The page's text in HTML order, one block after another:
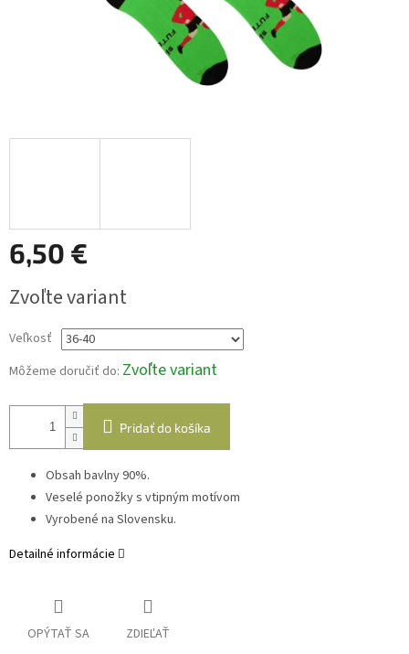
6,50 €
cena:
Zvoľte variant
Veľkosť
Môžeme doručiť do: Zvoľte variant
Pridať do košíka
Obsah bavlny 90%.
Veselé ponožky s vtipným motívom
Vyrobené na Slovensku.
Detailné informácie
OPÝTAŤ SA ZDIEĽAŤ